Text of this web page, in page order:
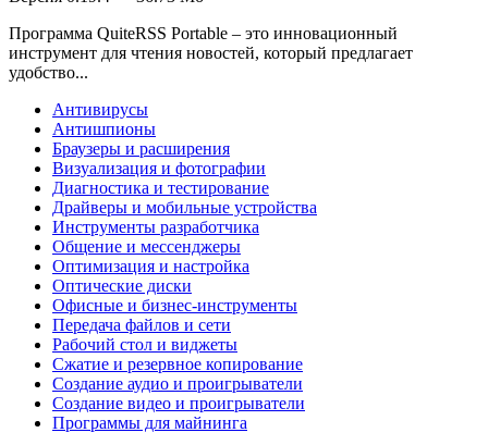
Программа QuiteRSS Portable – это инновационный
инструмент для чтения новостей, который предлагает
удобство...
Антивирусы
Антишпионы
Браузеры и расширения
Визуализация и фотографии
Диагностика и тестирование
Драйверы и мобильные устройства
Инструменты разработчика
Общение и мессенджеры
Оптимизация и настройка
Оптические диски
Офисные и бизнес-инструменты
Передача файлов и сети
Рабочий стол и виджеты
Сжатие и резервное копирование
Создание аудио и проигрыватели
Создание видео и проигрыватели
Программы для майнинга